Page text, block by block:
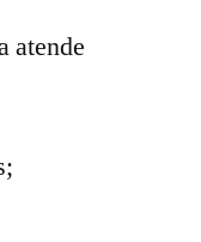
atende